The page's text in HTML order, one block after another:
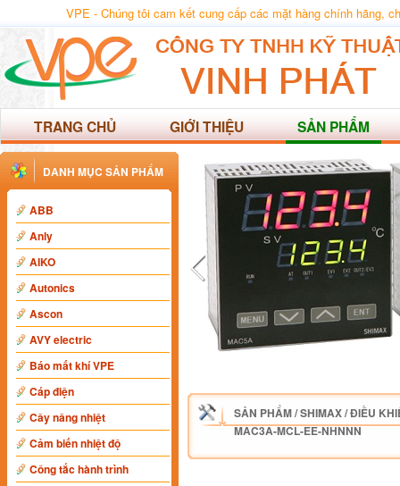
VPE - Chúng tôi cam kết cung cấp các mặt hàng chính hãng,
TRANG CHỦ GIỚI THIỆU SẢN PHẨM
DANH MỤC SẢN PHẨM
ABB
Anly
AIKO
Autonics
Ascon
AVY electric
Báo mất khí VPE
Cáp điện
Cây nâng nhiệt
Cảm biến nhiệt độ
Công tắc hành trình
SẢN PHẨM/SHIMAX/ĐIỀU
MAC3A-MCL-EE-NHNNN